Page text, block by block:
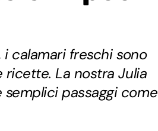
calamari freschi sono
La nostra Julia
passaggi come